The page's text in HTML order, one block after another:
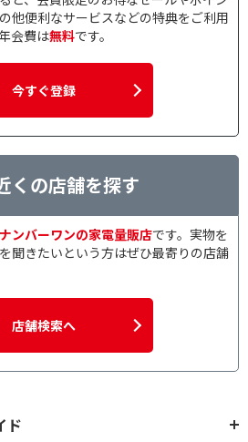
他便利なサービスなどの特典をご利用
会費は無料です。
今すぐ登録
くの店舗を探す
ンバーワンの家電量販店です。実物を
聞きたいという方はぜひ最寄りの店舗
店舗検索へ
ド